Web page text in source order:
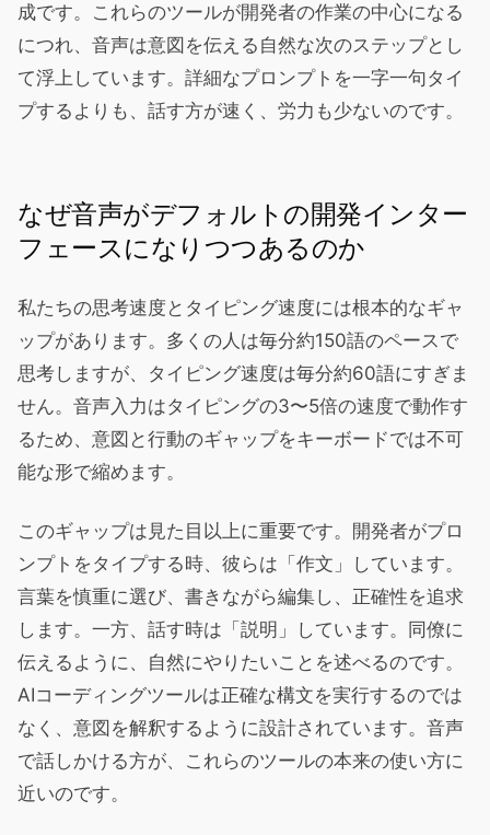
成です。これらのツールが開発者の作業の中心になる
につれ、音声は意図を伝える自然な次のステップとし
て浮上しています。詳細なプロンプトを一字一句タイ
プするよりも、話す方が速く、労力も少ないのです。
なぜ音声がデフォルトの開発インター
フェースになりつつあるのか
私たちの思考速度とタイピング速度には根本的なギャ
ップがあります。多くの人は毎分約150語のペースで
思考しますが、タイピング速度は毎分約60語にすぎま
せん。音声入力はタイピングの3〜5倍の速度で動作す
るため、意図と行動のギャップをキーボードでは不可
能な形で縮めます。
このギャップは見た目以上に重要です。開発者がプロ
ンプトをタイプする時、彼らは「作文」しています。
言葉を慎重に選び、書きながら編集し、正確性を追求
します。一方、話す時は「説明」しています。同僚に
伝えるように、自然にやりたいことを述べるのです。
AIコーディングツールは正確な構文を実行するのでは
なく、意図を解釈するように設計されています。音声
で話しかける方が、これらのツールの本来の使い方に
近いのです。